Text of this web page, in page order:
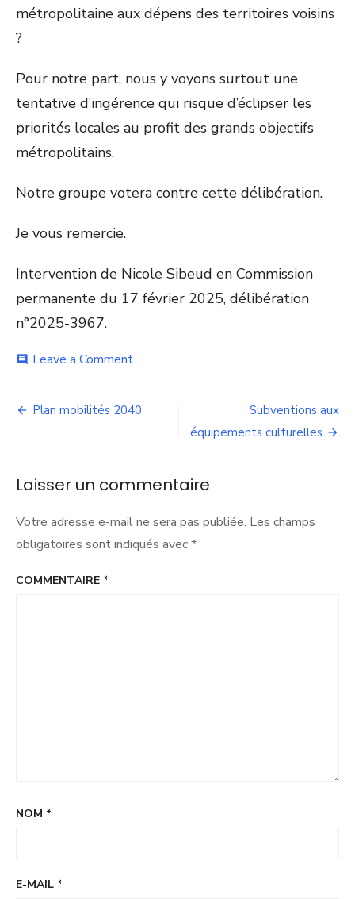
métropolitaine aux dépens des territoires voisins
?
Pour notre part, nous y voyons surtout une
tentative d’ingérence qui risque d’éclipser les
priorités locales au profit des grands objectifs
métropolitains.
Notre groupe votera contre cette délibération.
Je vous remercie.
Intervention de Nicole Sibeud en Commission
permanente du 17 février 2025, délibération
n°2025-3967.
comment Leave a Commenton
chemins
Navigation
Plan mobilités 2040
Subventions aux
équipements culturelles
Laisser un commentaire
Votre adresse e-mail ne sera pas publiée. Les champs
obligatoires sont indiqués avec*
COMMENTAIRE *
NOM *
E-MAIL *